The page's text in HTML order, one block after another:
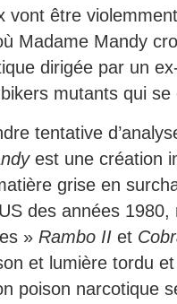
vont être
Madame Mandy
dirigée par un
mutants qui
tentative
est une création
grise en
des années
» Rambo II et
et lumière tordu
poison narcotique